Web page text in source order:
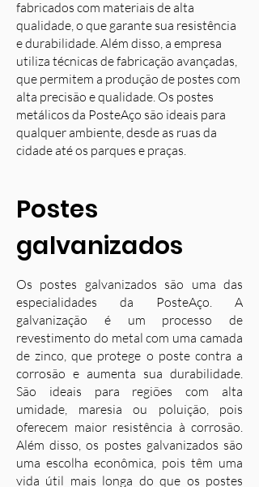
fabricados com materiais de alta
qualidade, o que garante sua resistência
e durabilidade. Além disso, a empresa
utiliza técnicas de fabricação avançadas,
que permitem a produção de postes com
alta precisão e qualidade. Os postes
metálicos da PosteAço são ideais para
qualquer ambiente, desde as ruas da
cidade até os parques e praças.
Postes
galvanizados
Os postes galvanizados são uma das
especialidades da PosteAço. A
galvanização é um processo de
revestimento do metal com uma camada
de zinco, que protege o poste contra a
corrosão e aumenta sua durabilidade.
São ideais para regiões com alta
umidade, maresia ou poluição, pois
oferecem maior resistência à corrosão.
Além disso, os postes galvanizados são
uma escolha econômica, pois têm uma
vida útil mais longa do que os postes